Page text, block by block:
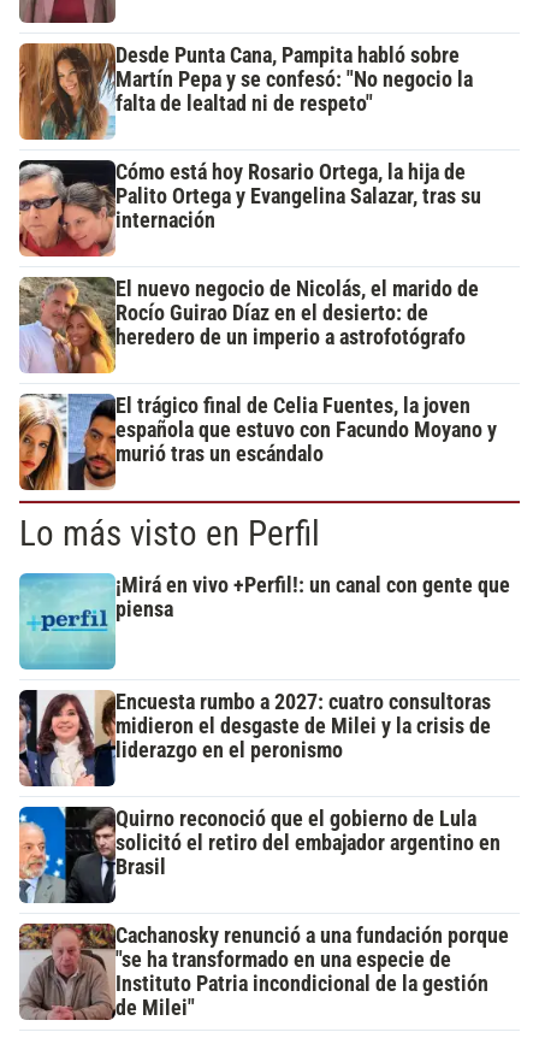
Desde Punta Cana, Pampita habló sobre
Martín Pepa y se confesó: "No negocio la
falta de lealtad ni de respeto"
Cómo está hoy Rosario Ortega, la hija de
Palito Ortega y Evangelina Salazar, tras su
internación
El nuevo negocio de Nicolás, el marido de
Rocío Guirao Díaz en el desierto: de
heredero de un imperio a astrofotógrafo
El trágico final de Celia Fuentes, la joven
española que estuvo con Facundo Moyano y
murió tras un escándalo
Lo más visto en Perfil
¡Mirá en vivo +Perfil!: un canal con gente que
piensa
Encuesta rumbo a 2027: cuatro consultoras
midieron el desgaste de Milei y la crisis de
liderazgo en el peronismo
Quirno reconoció que el gobierno de Lula
solicitó el retiro del embajador argentino en
Brasil
Cachanosky renunció a una fundación porque
"se ha transformado en una especie de
Instituto Patria incondicional de la gestión
de Milei"